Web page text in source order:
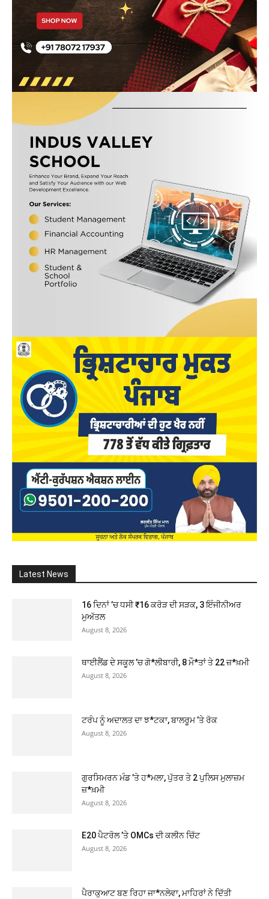
Latest News
16 ਦਿਨਾਂ ’ਚ ਧਸੀ ₹16 ਕਰੋੜ ਦੀ ਸੜਕ, 3 ਇੰਜੀਨੀਅਰ
ਮੁਅੱਤਲ
August 8, 2026
ਥਾਈਲੈਂਡ ਦੇ ਸਕੂਲ ’ਚ ਗੋ*ਲੀਬਾਰੀ, 8 ਮੌ*ਤਾਂ ਤੇ 22 ਜ਼*ਖ਼ਮੀ
August 8, 2026
ਟਰੰਪ ਨੂੰ ਅਦਾਲਤ ਦਾ ਝ*ਟਕਾ, ਬਾਲਰੂਮ ’ਤੇ ਰੋਕ
August 8, 2026
ਗੁਰਸਿਮਰਨ ਮੰਡ ’ਤੇ ਹ*ਮਲਾ, ਪੁੱਤਰ ਤੇ 2 ਪੁਲਿਸ ਮੁਲਾਜ਼ਮ
ਜ਼*ਖ਼ਮੀ
August 8, 2026
E20 ਪੈਟਰੋਲ ’ਤੇ OMCs ਦੀ ਕਲੀਨ ਚਿੱਟ
August 8, 2026
ਪੈਰਾਕੁਆਟ ਬਣ ਰਿਹਾ ਜਾ*ਨਲੇਵਾ, ਮਾਹਿਰਾਂ ਨੇ ਦਿੱਤੀ